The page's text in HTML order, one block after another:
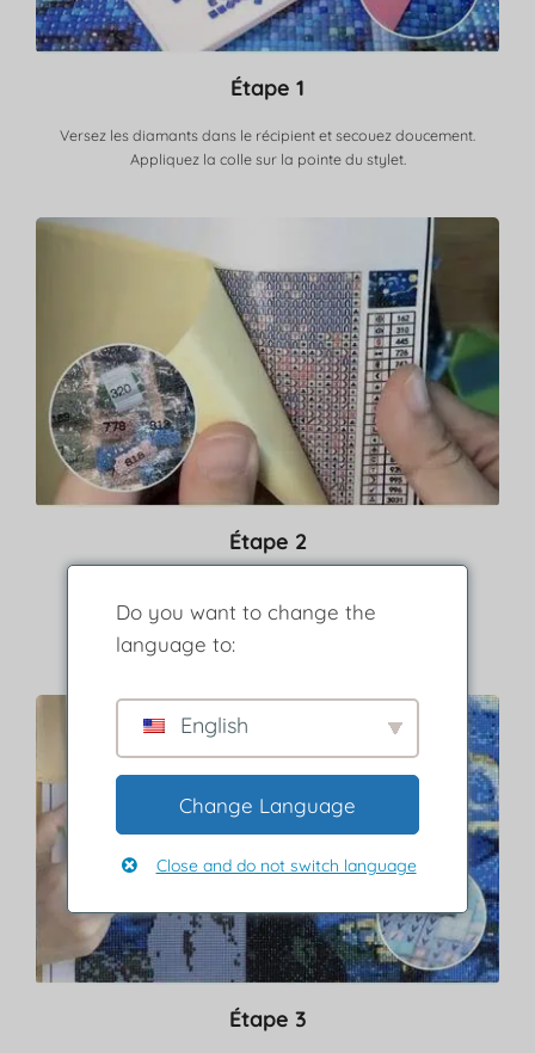
Étape 1
Versez les diamants dans le récipient et secouez doucement.
Appliquez la colle sur la pointe du stylet.
Étape 2
Utilisez la légende pour repérer la couleur des diamants
correspondants aux symbols.
Étape 3
Do you want to change the
language to:
English
Change Language
Close and do not switch language